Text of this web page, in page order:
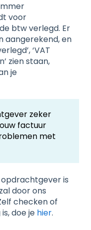
voor
btw verlegd. Er
aangerekend, en
‘VAT
zien staan,
je
zeker
factuur
met
is
door ons
checken of
doe je hier.